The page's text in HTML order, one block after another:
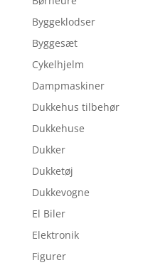
Byggeklodser
Byggesæt
Cykelhjelm
Dampmaskiner
Dukkehus tilbehør
Dukkehuse
Dukker
Dukketøj
Dukkevogne
El Biler
Elektronik
Figurer